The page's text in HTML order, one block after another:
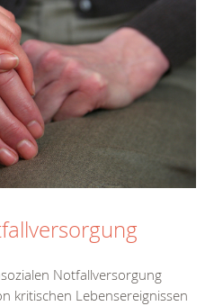
Notfallversorgung
kritischen Lebensereignissen